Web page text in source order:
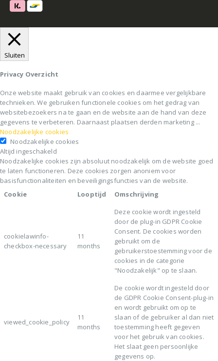
Sluiten
Privacy Overzicht
Onze website maakt gebruik van cookies en daarmee vergelijkbare
technieken. We gebruiken functionele cookies om het gedrag van
websitebezoekers na te gaan en de website aan de hand van deze
gegevens te verbeteren. Daarnaast plaatsen derden marketing ...
Noodzakelijke cookies
Noodzakelijke cookies
Altijd ingeschakeld
Noodzakelijke cookies zijn absoluut noodzakelijk om de website goed
te laten functioneren. Deze cookies zorgen anoniem voor
basisfunctionaliteiten en beveiligingsfuncties van de website.
Cookie
Looptijd Omschrijving
cookielawinfo-
checkbox-necessary
11
months
Deze cookie wordt ingesteld
door de plug-in GDPR Cookie
Consent. De cookies worden
gebruikt om de
gebruikerstoestemming voor de
cookies in de categorie
"Noodzakelijk" op te slaan.
viewed_cookie_policy
11
months
De cookie wordt ingesteld door
de GDPR Cookie Consent-plug-in
en wordt gebruikt om op te
slaan of de gebruiker al dan niet
toestemming heeft gegeven
voor het gebruik van cookies.
Het slaat geen persoonlijke
gegevens op.